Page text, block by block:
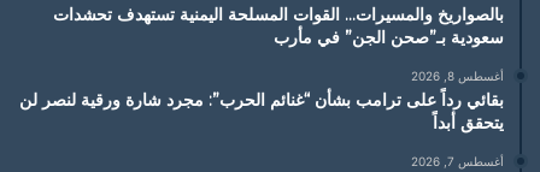
بالصواريخ والمسيرات… القوات المسلحة اليمنية تستهدف تحشدات
سعودية بـ”صحن الجن” في مأرب
أغسطس 8, 2026
بقائي رداً على ترامب بشأن “غنائم الحرب”: مجرد شارة ورقية لنصر لن
يتحقق أبداً
أغسطس 7, 2026